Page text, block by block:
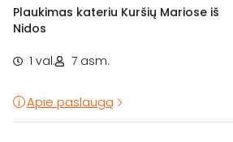
Plaukimas kateriu Kuršių Mariose iš
Nidos
1 val. 7 asm.
Apie paslaugą